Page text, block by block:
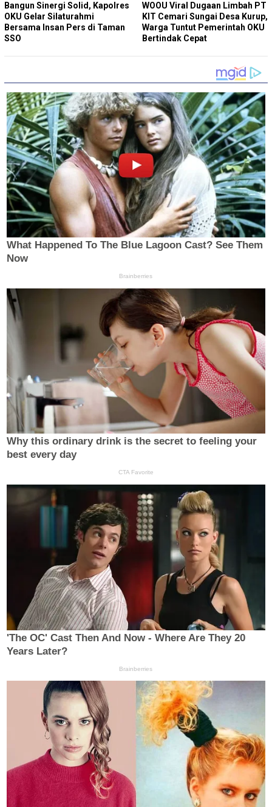
Bangun Sinergi Solid, Kapolres
OKU Gelar Silaturahmi
Bersama Insan Pers di Taman
SSO
WOOU Viral Dugaan Limbah PT
KIT Cemari Sungai Desa Kurup,
Warga Tuntut Pemerintah OKU
Bertindak Cepat